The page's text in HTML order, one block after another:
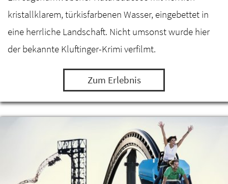
kristallklarem, türkisfarbenen Wasser, eingebettet in
eine herrliche Landschaft. Nicht umsonst wurde hier
der bekannte Kluftinger-Krimi verfilmt.
Zum Erlebnis